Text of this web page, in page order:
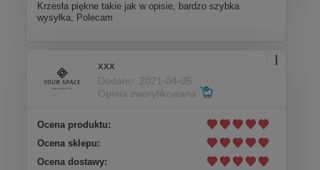
Krzesła piękne takie jak w opisie, bardzo szybka
wysyłka, Polecam
xxx
Dodano: 2021-04-05
Opinia zweryfikowana
Ocena produktu:
Ocena sklepu:
Ocena dostawy: